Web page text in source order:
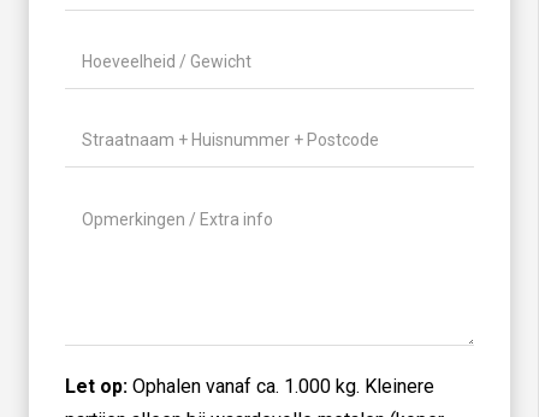
wil
aanbieden?
Hoeveelheid
/
Locatie(Vereist)
Let op: Ophalen vanaf ca. 1.000 kg. Kleinere